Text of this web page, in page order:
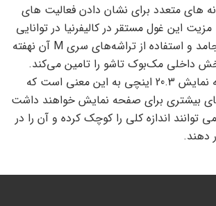
های متعدد برای نشان دادن فعالیت های
این غول مستقر در کالیفرنیا در توانایی
ساخت محصولات جامد و استفاده از تراشه‌های سری M آن نهفته
داخلی مک‌بوک تاشو را تامین می‌کند.
علاوه بر این، صفحه نمایش 20.3 اینچی به این معنی است که
بیشتری برای صفحه نمایش خواهند داشت
توانند اندازه کلی را کوچک کرده و آن را در
دهند.